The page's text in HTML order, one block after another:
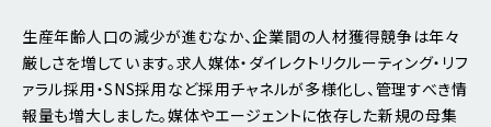
生産年齢人口の減少が進むなか、企業間の人材獲得競争は年々
厳しさを増しています。求人媒体・ダイレクトリクルーティング・リフ
ァラル採用・SNS採用など採用チャネルが多様化し、管理すべき情
報量も増大しました。媒体やエージェントに依存した新規の母集